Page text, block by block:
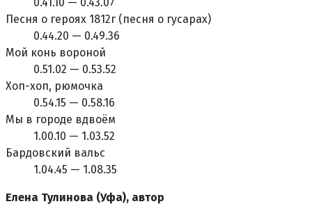
Песня о героях 1812г (песня о гусарах)
0.44.20 — 0.49.36
Мой конь вороной
0.51.02 — 0.53.52
Хоп-хоп, рюмочка
0.54.15 — 0.58.16
Мы в городе вдвоём
1.00.10 — 1.03.52
Бардовский вальс
1.04.45 — 1.08.35
Елена Тулинова (Уфа), автор